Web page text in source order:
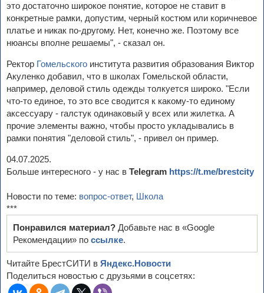
это достаточно широкое понятие, которое не ставит в
конкретные рамки, допустим, черный костюм или коричневое
платье и никак по-другому. Нет, конечно же. Поэтому все
нюансы вполне решаемы", - сказал он.
Ректор Гомельского института развития образования Виктор
Акуленко добавил, что в школах Гомельской области,
например, деловой стиль одежды толкуется широко. "Если
что-то единое, то это все сводится к какому-то единому
аксессуару - галстук одинаковый у всех или жилетка. А
прочие элементы важно, чтобы просто укладывались в
рамки понятия "деловой стиль", - привел он пример.
04.07.2025.
Больше интересного - у нас в Telegram https://t.me/brestcity
Новости по теме: вопрос-ответ, Школа
***
Понравился материал? Добавьте нас в «Google
Рекомендации» по ссылке.
Читайте БрестСИТИ в Яндекс.Новости
Поделиться новостью с друзьями в соцсетях: